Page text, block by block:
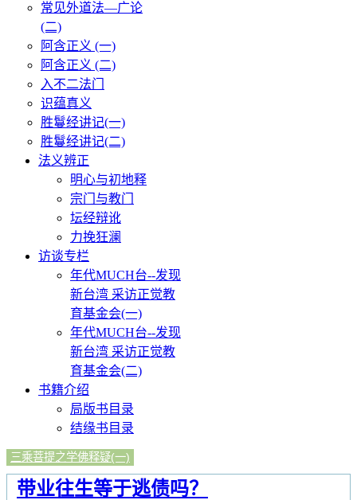
常见外道法—广论
(二)
阿含正义 (一)
阿含正义 (二)
入不二法门
识蕴真义
胜鬘经讲记(一)
胜鬘经讲记(二)
法义辨正
明心与初地释
宗门与教门
坛经辩讹
力挽狂澜
访谈专栏
年代MUCH台--发现
新台湾 采访正觉教
育基金会(一)
年代MUCH台--发现
新台湾 采访正觉教
育基金会(二)
书籍介绍
局版书目录
结缘书目录
三乘菩提之学佛释疑(一)
带业往生等于逃债吗？